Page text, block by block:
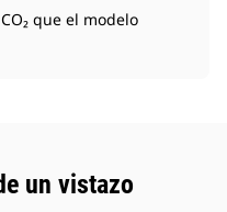
que el modelo
un vistazo